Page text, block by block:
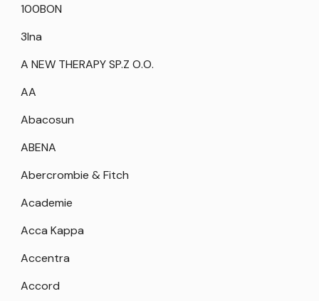
100BON
3Ina
A NEW THERAPY SP.Z O.O.
AA
Abacosun
ABENA
Abercrombie & Fitch
Academie
Acca Kappa
Accentra
Accord